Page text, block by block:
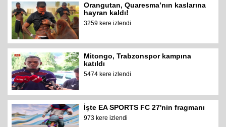
Orangutan, Quaresma’nın kaslarına
hayran kaldı!
3259 kere izlendi
Mitongo, Trabzonspor kampına
katıldı
5474 kere izlendi
İşte EA SPORTS FC 27'nin fragmanı
973 kere izlendi